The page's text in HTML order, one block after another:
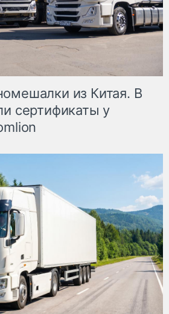
из Китая. В
сертификаты у